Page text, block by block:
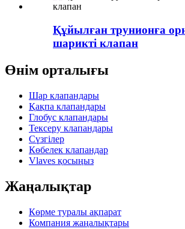
Құйылған трунионға
шарикті клапан
Өнім орталығы
Шар клапандары
Қақпа клапандары
Глобус клапандары
Тексеру клапандары
Сүзгілер
Көбелек клапандар
Vlaves қосыңыз
Жаңалықтар
Көрме туралы ақпарат
Компания жаңалықтары